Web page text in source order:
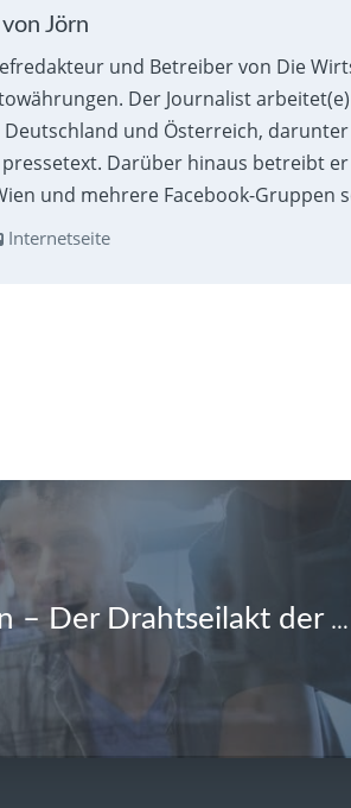
Jörn
und Betreiber von Die
Der Journalist
und Österreich,
Darüber hinaus betreibt
und mehrere Facebook-Gruppen
Internetseite
Lohnenswerte Risiken – Der Drahtseilakt der Unternehmen